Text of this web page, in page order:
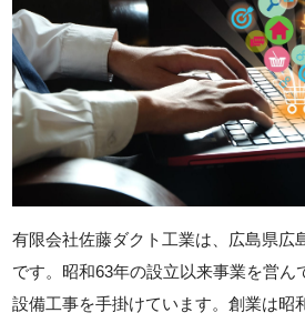
有限会社佐藤ダクト工業は、広島県広
です。昭和63年の設立以来事業を営ん
設備工事を手掛けています。創業は昭